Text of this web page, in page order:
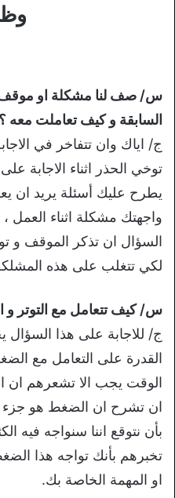
س/ صف لنا مشكلة او
السابقة و كيف تعاملت معه ؟
ج/ اياك وان تتفاخر في
توخي الحذر اثناء الاجابة
يطرح عليك أسئلة يريد ان
واجهتك مشكلة اثناء العمل
السؤال ان تذكر الموقف و
لكي تتغلب على هذه
س/ كيف تتعامل مع التوتر
ج/ للاجابة على هذا
القدرة على التعامل مع
الوقت يجب الا تشعرهم ان
ان تشرح ان الضغط هو جزء
بأن نتوقع اننا سنواجه فيه
تخبرهم بأنك تواجه هذا
او المهمة الخاصة بك.